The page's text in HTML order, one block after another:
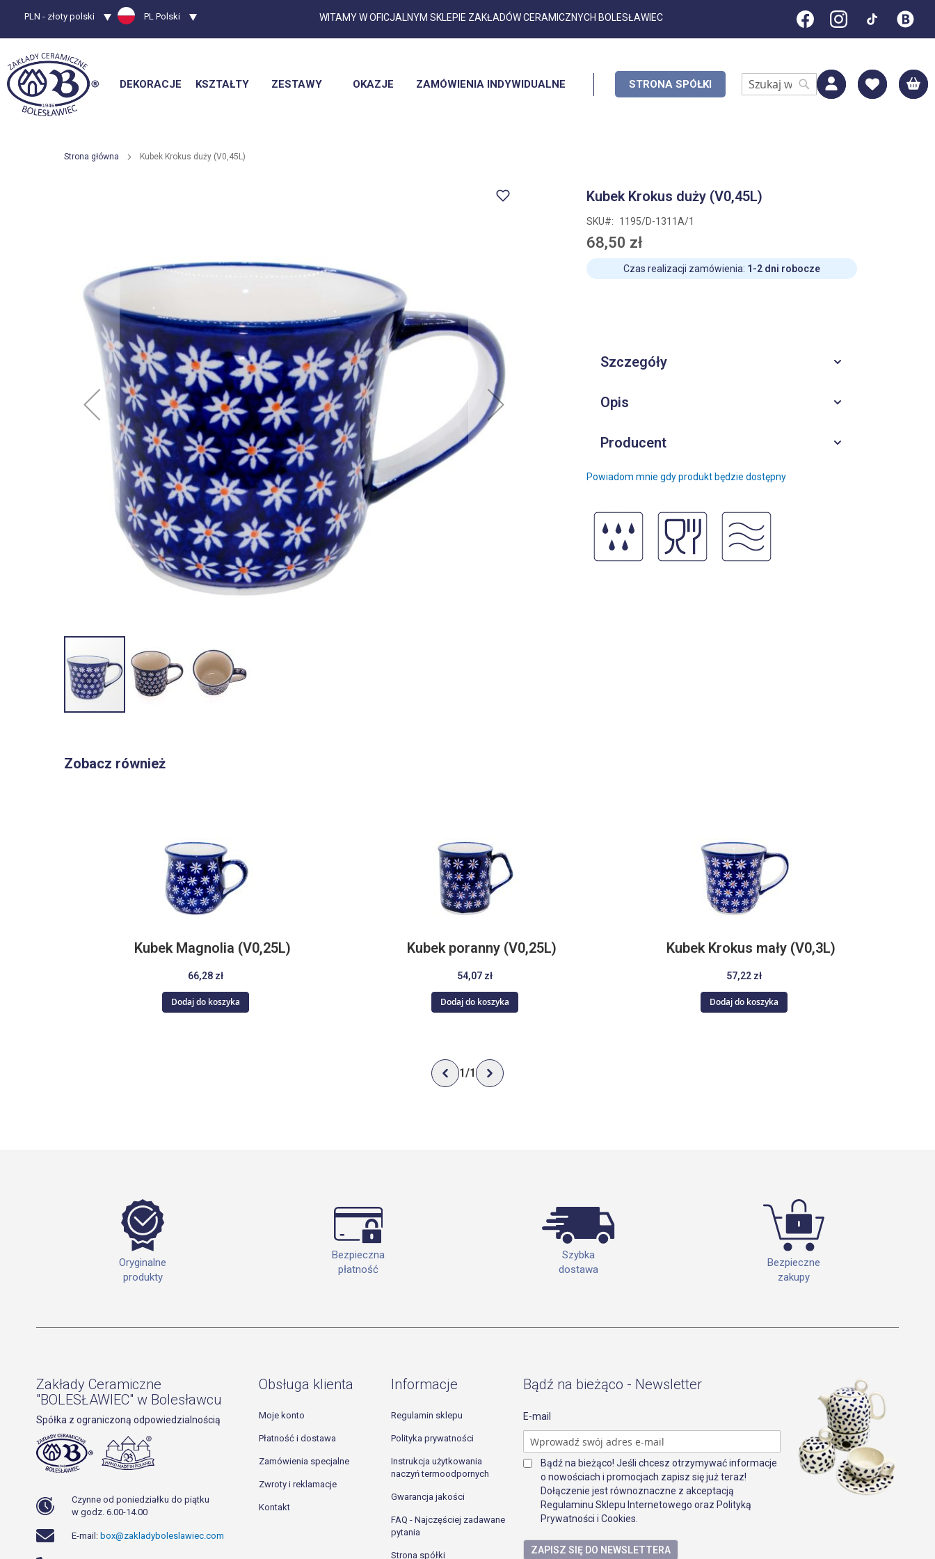
Przejdź
Waluta
PLN - złoty polski Język PL Polski WITAMY W OFICJALNYM SKLEPIE ZAKŁADÓW CERAMICZNYCH BOLESŁAWIEC
DEKORACJE KSZTAŁTY ZESTAWY OKAZJE ZAMÓWIENIA INDYWIDUALNE STRONA SPÓŁKI
Search Search
Strona główna Kubek Krokus duży (V0,45L)
galerii
Kubek Krokus duży (V0,45L)
SKU 1195/D-1311A/1
68,50 zł
Powiadom mnie gdy produkt będzie dostępny
Czas realizacji zamówienia: 1-2 dni robocze
Szczegóły
Opis
Producent
Zobacz również
Kubek Magnolia (V0,25L)
66,28 zł
Dodaj do koszyka
Kubek poranny (V0,25L)
54,07 zł
Dodaj do koszyka
Kubek Krokus mały (V0,3L)
57,22 zł
Dodaj do koszyka
1/1
Oryginalne
produkty
Bezpieczna
płatność
Szybka
dostawa
Bezpieczne
zakupy
Zakłady Ceramiczne
"BOLESŁAWIEC" w Bolesławcu
Spółka z ograniczoną odpowiedzialnością
Czynne od poniedziałku do piątku
w godz. 6.00-14.00
E-mail: box@zakladyboleslawiec.com
Obsługa klienta
Moje konto
Płatność i dostawa
Zamówienia specjalne
Zwroty i reklamacje
Kontakt
Informacje
Regulamin sklepu
Polityka prywatności
Instrukcja użytkowania
naczyń termoodpornych
Gwarancja jakości
FAQ - Najczęściej zadawane
pytania
Strona spółki
Bądź na bieżąco - Newsletter
E-mail
Bądź na bieżąco! Jeśli chcesz otrzymywać informacje
o nowościach i promocjach zapisz się już teraz!
Dołączenie jest równoznaczne z akceptacją
Regulaminu Sklepu Internetowego oraz Polityką
Prywatności i Cookies.
ZAPISZ SIĘ DO NEWSLETTERA